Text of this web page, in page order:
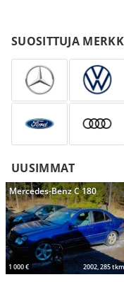
SUOSITTUJA
UUSIMMAT
Mercedes-Benz C 180
1 000 € 2002, 285 tkm